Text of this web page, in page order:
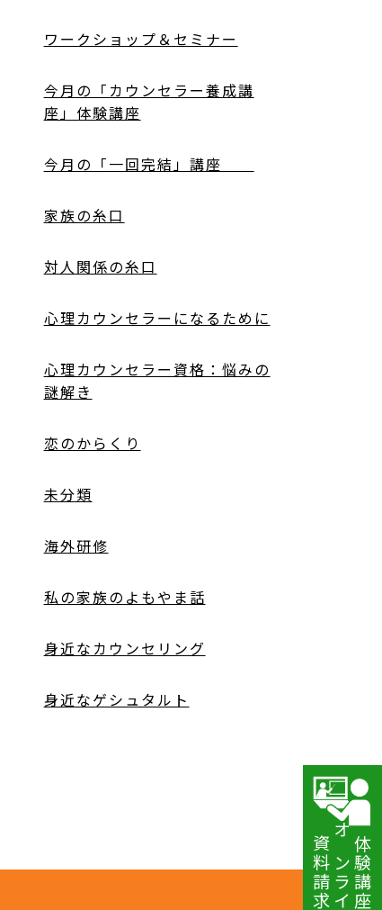
ワークショップ＆セミナー
今月の「カウンセラー養成講
座」体験講座
今月の「一回完結」講座
家族の糸口
対人関係の糸口
心理カウンセラーになるために
心理カウンセラー資格：悩みの
謎解き
恋のからくり
未分類
海外研修
私の家族のよもやま話
身近なカウンセリング
身近なゲシュタルト
体験講座
資料請求